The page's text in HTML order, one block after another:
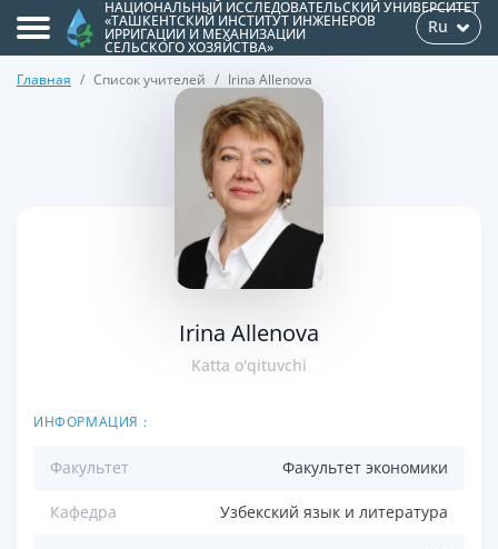
НАЦИОНАЛЬНЫЙ ИССЛЕДОВАТЕЛЬСКИЙ УНИВЕРСИТЕТ
«ТАШКЕНТСКИЙ ИНСТИТУТ ИНЖЕНЕРОВ
ИРРИГАЦИИ И МЕХАНИЗАЦИИ
СЕЛЬСКОГО ХОЗЯЙСТВА»
Ru
Главная Список учителей Irina Allenova
Irina Allenova
Katta o'qituvchi
ИНФОРМАЦИЯ :
Факультет Факультет экономики
Кафедра Узбекский язык и литература